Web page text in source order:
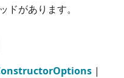
ドがあります。
|